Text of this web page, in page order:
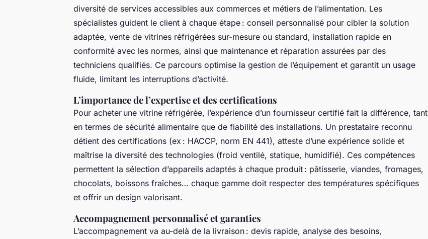
diversité de services accessibles aux commerces et métiers de l’alimentation. Les
spécialistes guident le client à chaque étape : conseil personnalisé pour cibler la solution
adaptée, vente de vitrines réfrigérées sur-mesure ou standard, installation rapide en
conformité avec les normes, ainsi que maintenance et réparation assurées par des
techniciens qualifiés. Ce parcours optimise la gestion de l’équipement et garantit un usage
fluide, limitant les interruptions d’activité.
L’importance de l’expertise et des certifications
Pour acheter une vitrine réfrigérée, l’expérience d’un fournisseur certifié fait la différence, tant
en termes de sécurité alimentaire que de fiabilité des installations. Un prestataire reconnu
détient des certifications (ex : HACCP, norm EN 441), atteste d’une expérience solide et
maîtrise la diversité des technologies (froid ventilé, statique, humidifié). Ces compétences
permettent la sélection d’appareils adaptés à chaque produit : pâtisserie, viandes, fromages,
chocolats, boissons fraîches… chaque gamme doit respecter des températures spécifiques
et offrir un design valorisant.
Accompagnement personnalisé et garanties
L’accompagnement va au-delà de la livraison : devis rapide, analyse des besoins,